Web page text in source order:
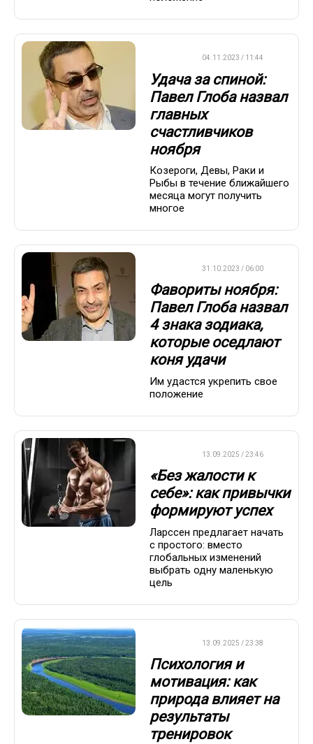
04.11.2023 / 11:44
Удача за спиной:
Павел Глоба назвал
главных
счастливчиков
ноября
Козероги, Девы, Раки и
Рыбы в течение ближайшего
месяца могут получить
многое
31.10.2023 / 06:00
Фавориты ноября:
Павел Глоба назвал
4 знака зодиака,
которые оседлают
коня удачи
Им удастся укрепить свое
положение
13.09.2025 / 23:46
«Без жалости к
себе»: как привычки
формируют успех
Ларссен предлагает начать
с простого: вместо
глобальных изменений
выбрать одну маленькую
цель
13.09.2025 / 23:38
Психология и
мотивация: как
природа влияет на
результаты
тренировок